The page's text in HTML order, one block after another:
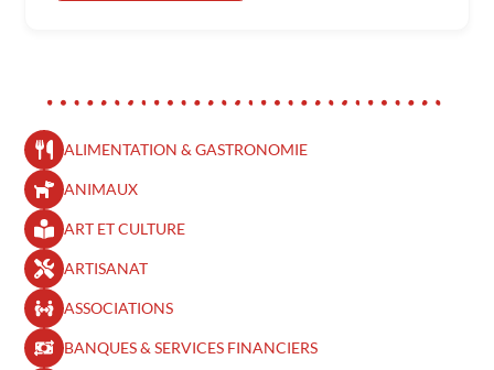
ALIMENTATION & GASTRONOMIE
ANIMAUX
ART ET CULTURE
ARTISANAT
ASSOCIATIONS
BANQUES & SERVICES FINANCIERS